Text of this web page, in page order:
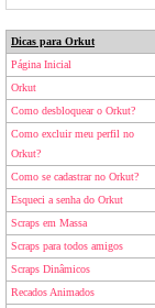
Dicas para Orkut
Página Inicial
Orkut
Como desbloquear o Orkut?
Como excluir meu perfil no
Orkut?
Como se cadastrar no Orkut?
Esqueci a senha do Orkut
Scraps em Massa
Scraps para todos amigos
Scraps Dinâmicos
Recados Animados